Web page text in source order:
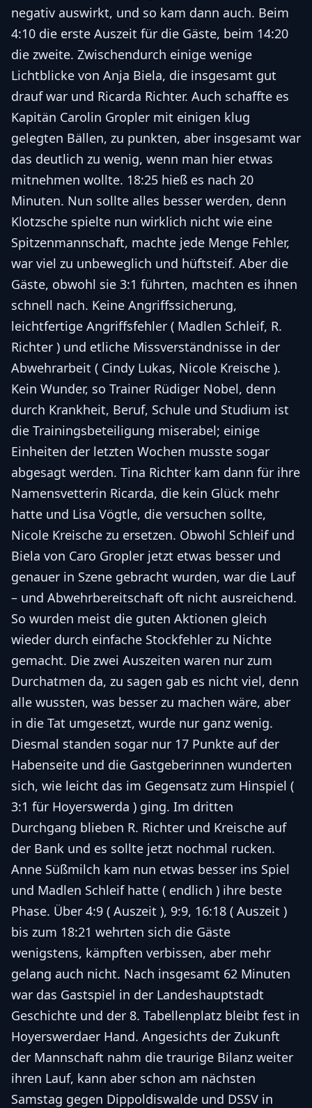
negativ auswirkt, und so kam dann auch. Beim
4:10 die erste Auszeit für die Gäste, beim 14:20
die zweite. Zwischendurch einige wenige
Lichtblicke von Anja Biela, die insgesamt gut
drauf war und Ricarda Richter. Auch schaffte es
Kapitän Carolin Gropler mit einigen klug
gelegten Bällen, zu punkten, aber insgesamt war
das deutlich zu wenig, wenn man hier etwas
mitnehmen wollte. 18:25 hieß es nach 20
Minuten. Nun sollte alles besser werden, denn
Klotzsche spielte nun wirklich nicht wie eine
Spitzenmannschaft, machte jede Menge Fehler,
war viel zu unbeweglich und hüftsteif. Aber die
Gäste, obwohl sie 3:1 führten, machten es ihnen
schnell nach. Keine Angriffssicherung,
leichtfertige Angriffsfehler ( Madlen Schleif, R.
Richter ) und etliche Missverständnisse in der
Abwehrarbeit ( Cindy Lukas, Nicole Kreische ).
Kein Wunder, so Trainer Rüdiger Nobel, denn
durch Krankheit, Beruf, Schule und Studium ist
die Trainingsbeteiligung miserabel; einige
Einheiten der letzten Wochen musste sogar
abgesagt werden. Tina Richter kam dann für ihre
Namensvetterin Ricarda, die kein Glück mehr
hatte und Lisa Vögtle, die versuchen sollte,
Nicole Kreische zu ersetzen. Obwohl Schleif und
Biela von Caro Gropler jetzt etwas besser und
genauer in Szene gebracht wurden, war die Lauf
– und Abwehrbereitschaft oft nicht ausreichend.
So wurden meist die guten Aktionen gleich
wieder durch einfache Stockfehler zu Nichte
gemacht. Die zwei Auszeiten waren nur zum
Durchatmen da, zu sagen gab es nicht viel, denn
alle wussten, was besser zu machen wäre, aber
in die Tat umgesetzt, wurde nur ganz wenig.
Diesmal standen sogar nur 17 Punkte auf der
Habenseite und die Gastgeberinnen wunderten
sich, wie leicht das im Gegensatz zum Hinspiel (
3:1 für Hoyerswerda ) ging. Im dritten
Durchgang blieben R. Richter und Kreische auf
der Bank und es sollte jetzt nochmal rucken.
Anne Süßmilch kam nun etwas besser ins Spiel
und Madlen Schleif hatte ( endlich ) ihre beste
Phase. Über 4:9 ( Auszeit ), 9:9, 16:18 ( Auszeit )
bis zum 18:21 wehrten sich die Gäste
wenigstens, kämpften verbissen, aber mehr
gelang auch nicht. Nach insgesamt 62 Minuten
war das Gastspiel in der Landeshauptstadt
Geschichte und der 8. Tabellenplatz bleibt fest in
Hoyerswerdaer Hand. Angesichts der Zukunft
der Mannschaft nahm die traurige Bilanz weiter
ihren Lauf, kann aber schon am nächsten
Samstag gegen Dippoldiswalde und DSSV in